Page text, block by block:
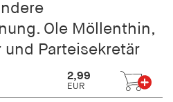
Ole Möllenthin,
und Parteisekretär
2,99
EUR